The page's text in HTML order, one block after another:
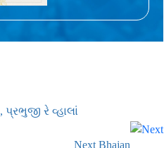
પ્રભુજી રે વ્હાલાં
Next Bhajan